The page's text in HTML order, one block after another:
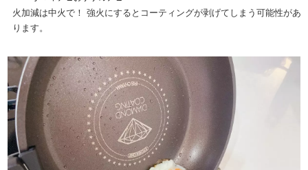
火加減は中火で！ 強火にするとコーティングが剥げてしまう可能性があ
ります。